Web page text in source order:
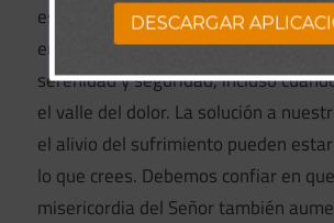
ese plan aún nos resulte
en El Señor, es el camino que nos
serenidad y seguridad, incluso
el valle del dolor. La solución a
el alivio del sufrimiento pueden
lo que crees. Debemos confiar en
misericordia del Señor también
DESCARGAR